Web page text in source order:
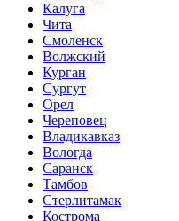
Калуга
Чита
Смоленск
Волжский
Курган
Сургут
Орел
Череповец
Владикавказ
Вологда
Саранск
Тамбов
Стерлитамак
Кострома